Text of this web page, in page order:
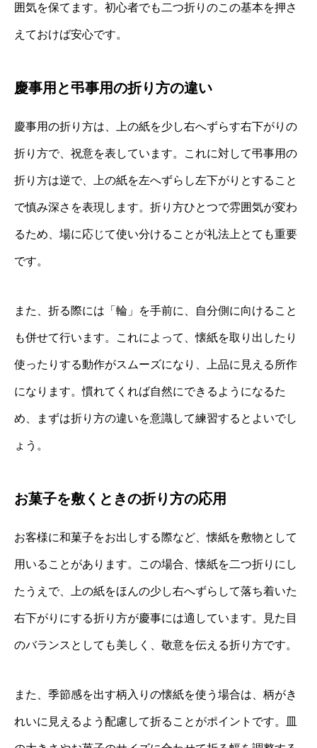
囲気を保てます。初心者でも二つ折りのこの基本を押さ
えておけば安心です。
慶事用と弔事用の折り方の違い
慶事用の折り方は、上の紙を少し右へずらす右下がりの
折り方で、祝意を表しています。これに対して弔事用の
折り方は逆で、上の紙を左へずらし左下がりとすること
で慎み深さを表現します。折り方ひとつで雰囲気が変わ
るため、場に応じて使い分けることが礼法上とても重要
です。
また、折る際には「輪」を手前に、自分側に向けること
も併せて行います。これによって、懐紙を取り出したり
使ったりする動作がスムーズになり、上品に見える所作
になります。慣れてくれば自然にできるようになるた
め、まずは折り方の違いを意識して練習するとよいでし
ょう。
お菓子を敷くときの折り方の応用
お客様に和菓子をお出しする際など、懐紙を敷物として
用いることがあります。この場合、懐紙を二つ折りにし
たうえで、上の紙をほんの少し右へずらして落ち着いた
右下がりにする折り方が慶事には適しています。見た目
のバランスとしても美しく、敬意を伝える折り方です。
また、季節感を出す柄入りの懐紙を使う場合は、柄がき
れいに見えるよう配慮して折ることがポイントです。皿